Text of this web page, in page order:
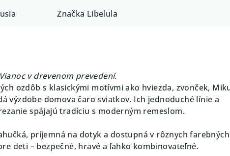
Značka Libelula
v drevenom prevedení.
ozdôb s klasickými motívmi ako hviezda, zvonček,
výzdobe domova čaro sviatkov. Ich jednoduché línie a
spájajú tradíciu s moderným remeslom.
príjemná na dotyk a dostupná v rôznych farebných
deti – bezpečné, hravé a ľahko kombinovateľné.